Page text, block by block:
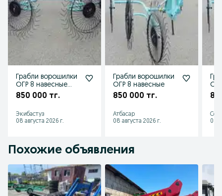
Грабли ворошилки
ОГР 8 навесные
двусторонние
Россия
850 000 тг.
Экибастуз
08 августа 2026 г.
Грабли ворошилки
ОГР 8 навесные
850 000 тг.
Атбасар
08 августа 2026 г.
08
Похожие объявления